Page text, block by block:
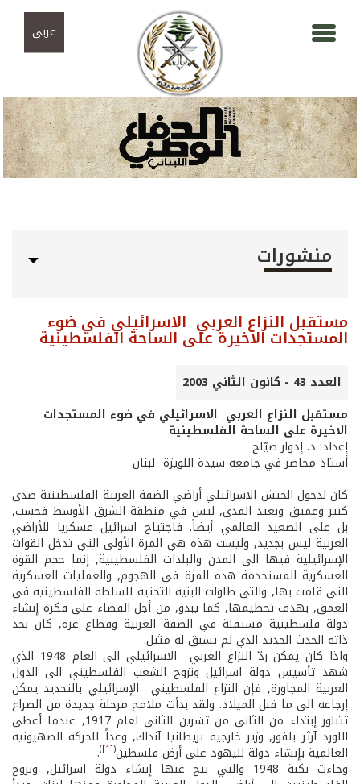
عربي
منشورات
مستقبل النزاع العربي ­ الاسرائيلي في ضوء
المستجدات الاخيرة على الساحة الفلسطينية
العدد 43 - كانون الثاني 2003
مستقبل النزاع العربي ­ الاسرائيلي في ضوء المستجدات
الاخيرة على الساحة الفلسطينية
إعداد: د. إدوار صيّاح
أستاذ محاضر في جامعة سيدة اللويزة ­ لبنان
كان لدخول الجيش الاسرائيلي أراضي الضفة الغربية الفلسطينية صدى
كبير وعميق وبعيد المدى, ليس في منطقة الشرق الأوسط فحسب,
بل على الصعيد العالمي أيضاً. فاجتياح اسرائيل عسكريا للأراضي
العربية ليس بجديد, وليست هذه هي المرة الأولى التي تدخل القوات
الإسرائيلية فيها الى المدن والبلدات الفلسطينية, إنما حجم القوة
العسكرية المستخدمة هذه المرة في الهجوم, والعمليات العسكرية
التي قامت بها, والتي طاولت البنية التحتية للسلطة الفلسطينية في
العمق, بهدف تحطيمها, كما يبدو, من أجل القضاء على فكرة إنشاء
دولة فلسطينية مستقلة في الضفة الغربية وقطاع غزة, كان بحد
ذاته الحدث الجديد الذي لم يسبق له مثيل.
واذا كان يمكن ردّ النزاع العربي ­ الاسرائيلي الى العام 1948 الذي
شهد تأسيس دولة اسرائيل ونزوح الشعب الفلسطيني الى الدول
العربية المجاورة, فإن النزاع الفلسطيني ­ الإسرائيلي بالتحديد يمكن
إرجاعه الى ما قبل الميلاد. ولقد بدأت ملامح مرحلة جديدة من الصراع
تتبلور إبتداء من الثاني من تشرين الثاني لعام 1917, عندما أعطى
اللورد آرثر بلفور, وزير خارجية بريطانيا آنذاك, وعداً للحركة الصهيونية
العالمية بإنشاء دولة لليهود على أرض فلسطين(
[1]
)
.
وجاءت نكبة 1948 والتي نتج عنها إنشاء دولة اسرائيل, ونزوح